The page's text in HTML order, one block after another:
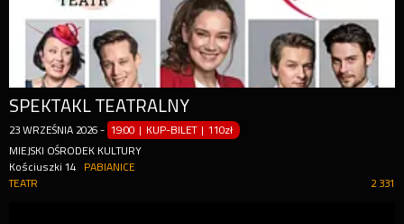
SPEKTAKL TEATRALNY
23 WRZEŚNIA 2026 - 19:00 | KUP-BILET |110zł
MIEJSKI OŚRODEK KULTURY
Kościuszki 14
PABIANICE
2 331
TEATR